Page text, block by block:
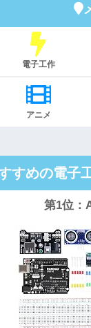
電子工作
アニメ
すめの電子
第1位：